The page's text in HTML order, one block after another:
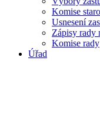
Komise
Usnesení
Zápisy rady
Komise rady
Úřad